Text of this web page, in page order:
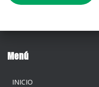
Menú
INICIO